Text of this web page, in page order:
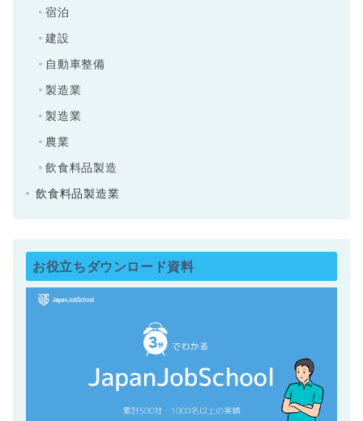
宿泊
建設
自動車整備
製造業
製造業
農業
飲食料品製造
飲食料品製造業
お役立ちダウンロード資料